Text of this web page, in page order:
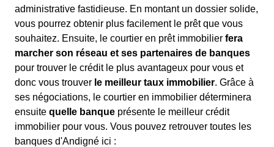
administrative fastidieuse. En montant un dossier solide,
vous pourrez obtenir plus facilement le prêt que vous
souhaitez. Ensuite, le courtier en prêt immobilier fera
marcher son réseau et ses partenaires de banques
pour trouver le crédit le plus avantageux pour vous et
donc vous trouver le meilleur taux immobilier. Grâce à
ses négociations, le courtier en immobilier déterminera
ensuite quelle banque présente le meilleur crédit
immobilier pour vous. Vous pouvez retrouver toutes les
banques d'Andigné ici :